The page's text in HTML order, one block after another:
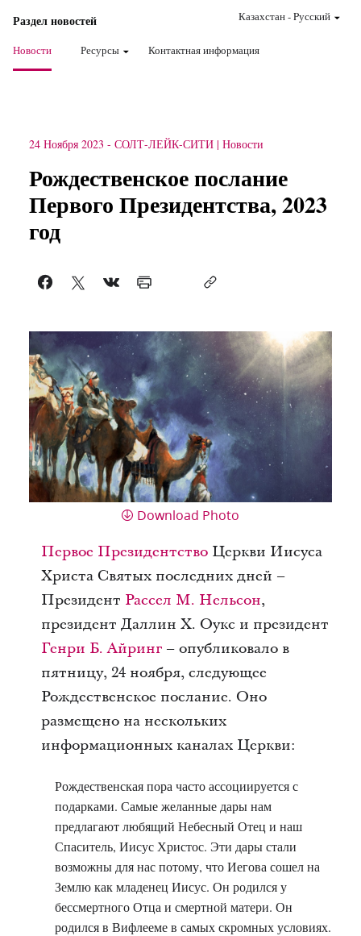
Раздел новостей
Новости Ресурсы Контактная информация
Казахстан-Pусский
24 Ноября 2023 - СОЛТ-ЛЕЙК-СИТИ Новости
Рождественское послание
Первого Президентства, 2023
год
Download Photo
Первое ПрезидентствоЦеркви Иисуса
Христа Святых последних дней –
Президент Рассел М. Нельсон,
президент Даллин Х. Оукс и президент
Генри Б. Айринг– опубликовало в
пятницу, 24 ноября, следующее
Рождественское послание. Оно
размещено на нескольких
информационных каналах Церкви:
Рождественская пора часто ассоциируется с
подарками. Самые желанные дары нам
предлагают любящий Небесный Отец и наш
Спаситель, Иисус Христос. Эти дары стали
возможны для нас потому, что Иегова сошел на
Землю как младенец Иисус. Он родился у
бессмертного Отца и смертной матери. Он
родился в Вифлееме в самых скромных условиях.